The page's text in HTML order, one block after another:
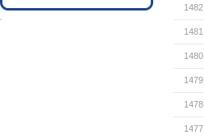
1482
1481
1480
1479
1478
1477